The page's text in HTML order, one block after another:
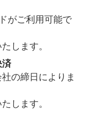
がご利用可能で
します。
済
の締日によりま
します。